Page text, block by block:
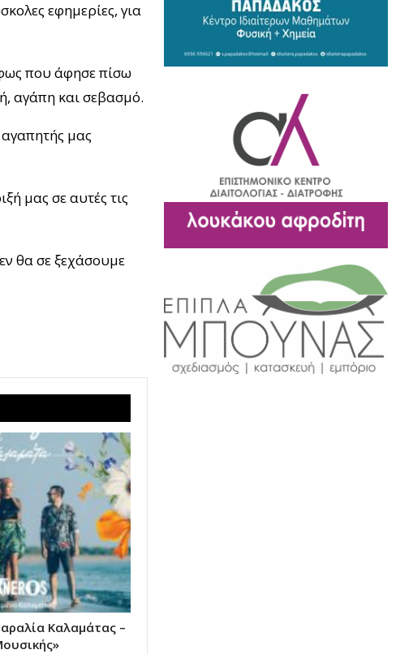
εφημερίες, για
που άφησε πίσω
αγάπη και σεβασμό.
μας
μας σε αυτές τις
θα σε ξεχάσουμε
Καλαμάτας –